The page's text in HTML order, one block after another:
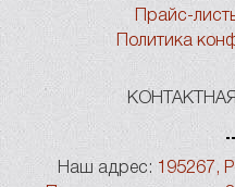
Прайс-
Политика
Наш адрес: 195267,